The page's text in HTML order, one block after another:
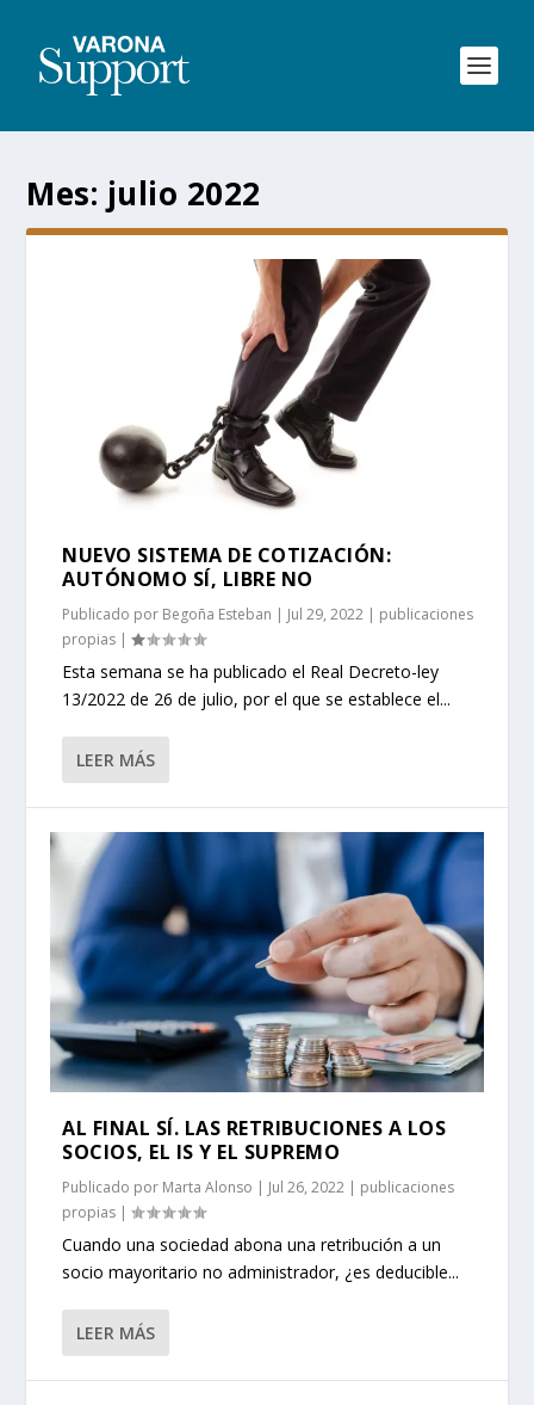
Mes: julio 2022
NUEVO SISTEMA DE COTIZACIÓN:
AUTÓNOMO SÍ, LIBRE NO
Publicado por Begoña Esteban | Jul 29, 2022 | publicaciones
propias |
Esta semana se ha publicado el Real Decreto-ley
13/2022 de 26 de julio, por el que se establece el...
LEER MÁS
AL FINAL SÍ. LAS RETRIBUCIONES A LOS
SOCIOS, EL IS Y EL SUPREMO
Publicado por Marta Alonso | Jul 26, 2022 | publicaciones
propias |
Cuando una sociedad abona una retribución a un
socio mayoritario no administrador, ¿es deducible...
LEER MÁS